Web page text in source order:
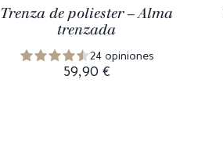
Trenza de poliester – Alma
trenzada
24 opiniones
59,90 €